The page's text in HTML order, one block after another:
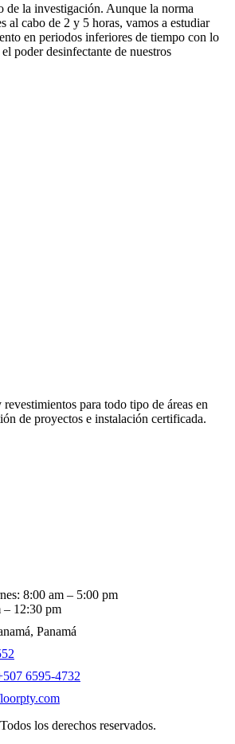
de la investigación. Aunque la norma
al cabo de 2 y 5 horas, vamos a estudiar
en periodos inferiores de tiempo con lo
poder desinfectante de nuestros
para todo tipo de áreas en
de proyectos e instalación certificada.
8:00 am – 5:00 pm
– 12:30 pm
Panamá
6595-4732
los derechos reservados.